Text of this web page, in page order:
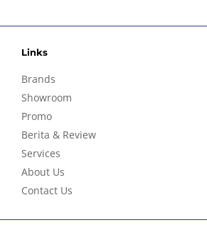
Links
Brands
Showroom
Promo
Berita & Review
Services
About Us
Contact Us